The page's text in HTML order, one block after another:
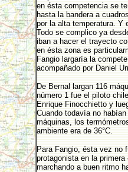
en ésta competencia se
hasta la bandera a
por la alta temperatura. Y
Todo se complico ya
iban a hacer el trayecto
en ésta zona es
Fangio largaría la
acompañado por Daniel
De Bernal largan 116
número 1 fue el piloto
Enrique Finocchietto y
Cuando todavía no
máquinas, los
ambiente era de 36°C.
Para Fangio, ésta vez no
protagonista en la
marchando a buen ritmo